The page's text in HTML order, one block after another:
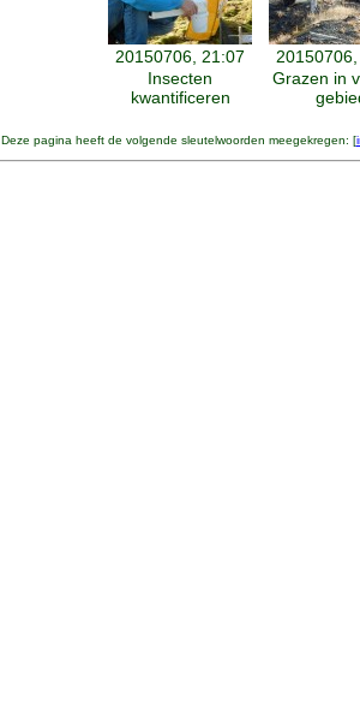
20150706, 21:07
Insecten
kwantificeren
Grazen in
Deze pagina heeft de volgende sleutelwoorden meegekregen: [